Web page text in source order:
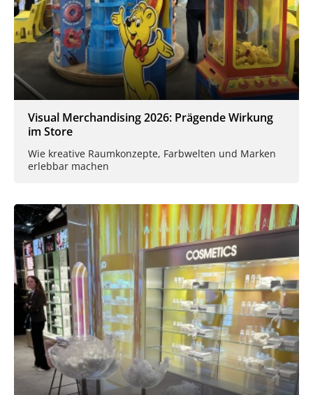
Visual Merchandising 2026: Prägende Wirkung
im Store
Wie kreative Raumkonzepte, Farbwelten und Marken
erlebbar machen